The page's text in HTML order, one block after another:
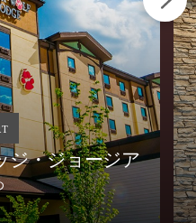
ジ・ジョージア